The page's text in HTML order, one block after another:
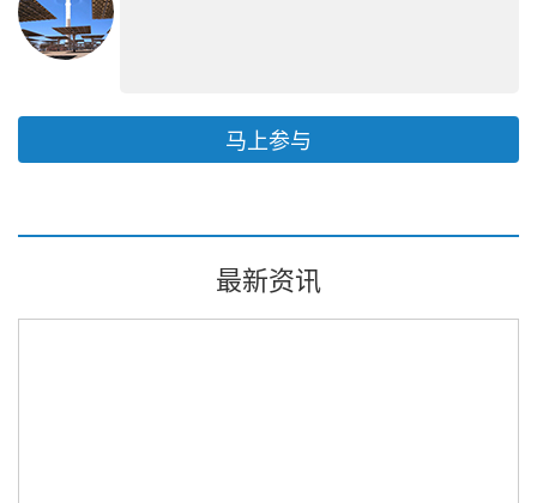
马上参与
最新资讯